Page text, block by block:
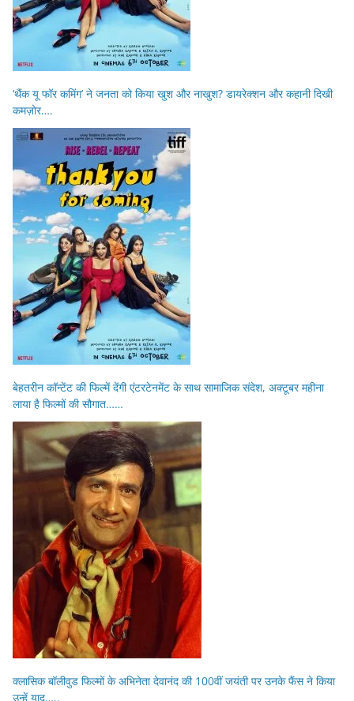
‘थैंक यू फॉर कमिंग’ ने जनता को किया खुश और नाखुश? डायरेक्शन और कहानी दिखी
कमज़ोर….
बेहतरीन कॉन्टेंट की फिल्में देंगी एंटरटेनमेंट के साथ सामाजिक संदेश, अक्टूबर महीना
लाया है फिल्मों की सौगात……
क्लासिक बॉलीवुड फिल्मों के अभिनेता देवानंद की 100वीं जयंती पर उनके फैंस ने किया
उन्हें याद…..